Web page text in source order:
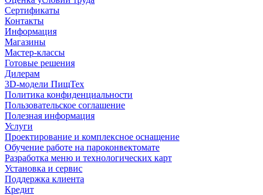
Сертификаты
Контакты
Информация
Магазины
Мастер-классы
Готовые решения
Дилерам
3D-модели ПищТех
Политика конфиденциальности
Пользовательское соглашение
Полезная информация
Услуги
Проектирование и комплексное оснащение
Обучение работе на пароконвектомате
Разработка меню и технологических карт
Установка и сервис
Поддержка клиента
Кредит